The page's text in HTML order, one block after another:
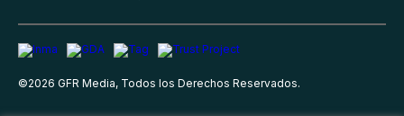
©2026 GFR Media, Todos los Derechos Reservados.